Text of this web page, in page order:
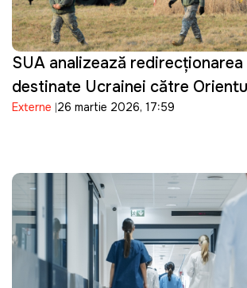
SUA analizează redirecționarea
destinate Ucrainei către
Externe 26 martie 2026, 17:59